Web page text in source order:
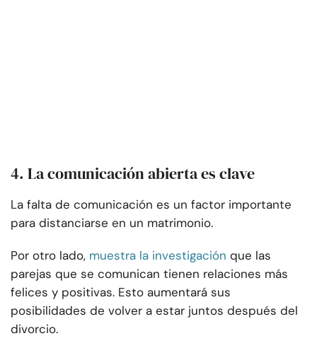
4. La comunicación abierta es clave
La falta de comunicación es un factor importante
para distanciarse en un matrimonio.
Por otro lado, muestra la investigación que las
parejas que se comunican tienen relaciones más
felices y positivas. Esto aumentará sus
posibilidades de volver a estar juntos después del
divorcio.